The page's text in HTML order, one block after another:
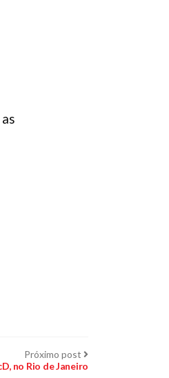
Próximo post Próximo
no Rio de Janeiro